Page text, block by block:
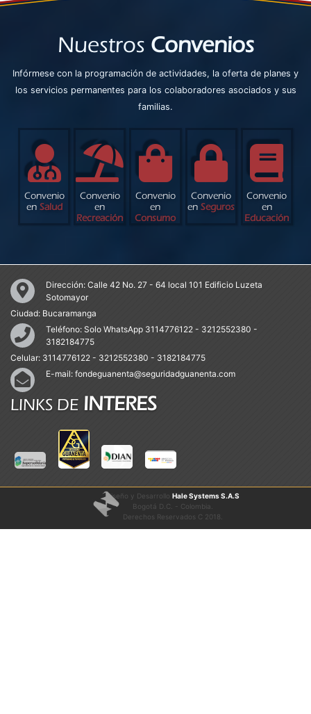
Nuestros Convenios
Infórmese con la programación de actividades, la oferta de planes y
los servicios permanentes para los colaboradores asociados y sus
familias.
Convenio
en Salud
Convenio
en
Recreación
Convenio
en
Consumo
Convenio
enSeguros
Convenio
en
Educación
Dirección: Calle 42 No. 27 - 64 local 101 Edificio Luzeta
Sotomayor
Ciudad: Bucaramanga
Teléfono: Solo WhatsApp 3114776122 - 3212552380 -
3182184775
Celular: 3114776122 - 3212552380 - 3182184775
E-mail: fondeguanenta@seguridadguanenta.com
LINKS DE INTERES
Diseño y Desarrollo Hale Systems S.A.S
Bogotá D.C. - Colombia.
Derechos Reservados C 2018.